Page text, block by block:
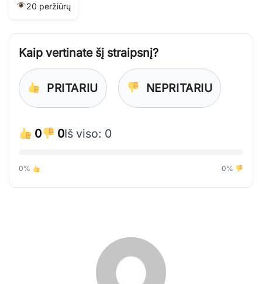
20 peržiūrų
Kaip vertinate šį straipsnį?
PRITARIU NEPRITARIU
0 0Iš viso: 0
0% 0%